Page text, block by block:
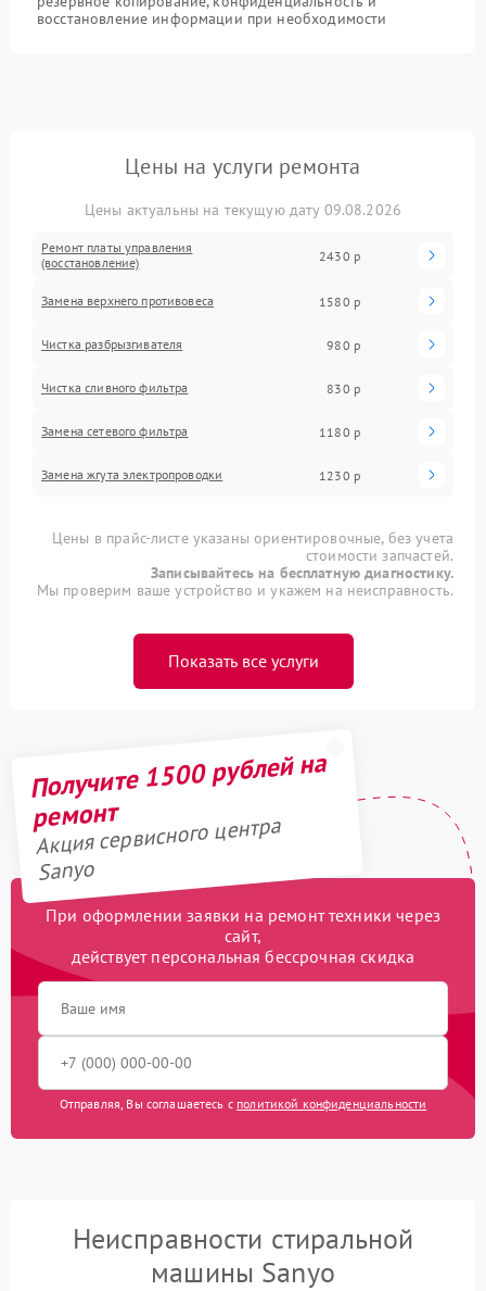
восстановление информации при необходимости
Цены на услуги ремонта
Цены актуальны на текущую дату 09.08.2026
Ремонт платы управления
(восстановление)
2430 р
Замена верхнего противовеса 1580 р
Чистка разбрызгивателя 980 р
Чистка сливного фильтра 830 р
Замена сетевого фильтра 1180 р
Замена жгута электропроводки 1230 р
Цены в прайс-листе указаны ориентировочные, без учета
стоимости запчастей.
Записывайтесь на бесплатную диагностику.
Мы проверим ваше устройство и укажем на неисправность.
Показать все услуги
Получите 1500 рублей на
ремонт
Акция сервисного центра
Sanyo
При оформлении заявки на ремонт техники через
сайт,
действует персональная бессрочная скидка
Отправляя, Вы соглашаетесь с политикой конфиденциальности
Неисправности стиральной
машины Sanyo